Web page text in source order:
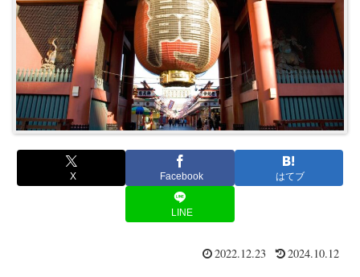
X Facebook はてブ
LINE
2022.12.23 2024.10.12